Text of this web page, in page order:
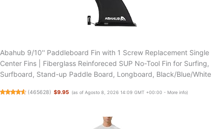
Abahub 9/10'' Paddleboard Fin with 1 Screw Replacement Single
Center Fins | Fiberglass Reinforeced SUP No-Tool Fin for Surfing,
Surfboard, Stand-up Paddle Board, Longboard, Black/Blue/White
(465628) $9.95 (as of Agosto 8, 2026 14:09 GMT +00:00 - More info)